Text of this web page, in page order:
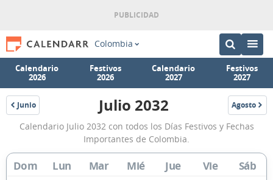
Colombia
Calendario
2026
Festivos
2026
Calendario
2027
Festivos
2027
Junio
2032
Calendario
Julio
2032
de
Julio 2032 Agosto
2032
Calendario Julio 2032 con todos los Días Festivos y Fechas
Importantes de Colombia.
Dom Lun Mar Mié Jue Vie Sáb